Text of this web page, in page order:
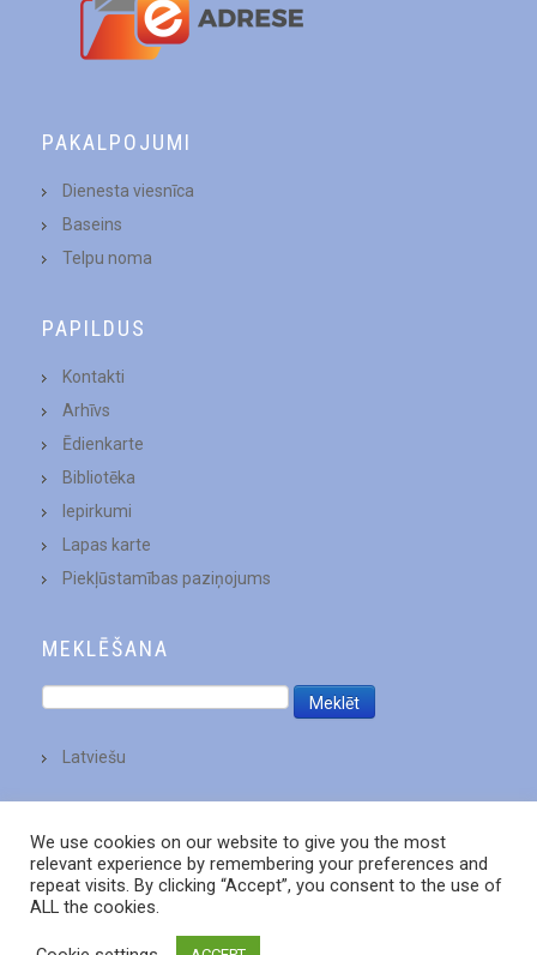
PAKALPOJUMI
Dienesta viesnīca
Baseins
Telpu noma
PAPILDUS
Kontakti
Arhīvs
Ēdienkarte
Bibliotēka
Iepirkumi
Lapas karte
Piekļūstamības paziņojums
MEKLĒŠANA
Latviešu
We use cookies on our website to give you the most
relevant experience by remembering your preferences and
repeat visits. By clicking “Accept”, you consent to the use of
ALL the cookies.